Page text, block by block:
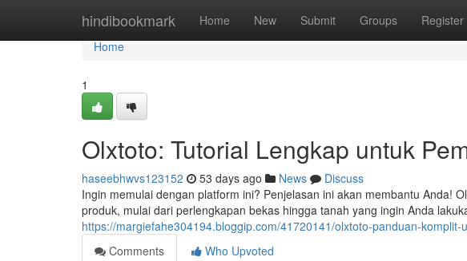
hindibookmark Home New Submit Groups Register
Home
Home
1
Olxtoto: Tutorial Lengkap untuk
haseebhwvs123152 53 days ago News
Discuss
Ingin memulai dengan platform ini? Penjelasan ini akan membantu Anda!
produk, mulai dari perlengkapan bekas hingga tanah yang ingin Anda
https://margiefahe304194.bloggip.com/41720141/olxtoto-panduan-komplit-
Comments
Who Upvoted